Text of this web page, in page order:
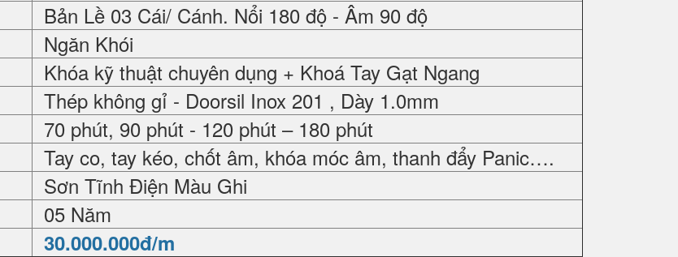
Bản Lề 03 Cái/ Cánh. Nổi 180 độ - Âm 90 độ
Ngăn Khói
Khóa kỹ thuật chuyên dụng + Khoá Tay Gạt Ngang
Thép không gỉ - Doorsil Inox 201 , Dày 1.0mm
70 phút, 90 phút - 120 phút – 180 phút
Tay co, tay kéo, chốt âm, khóa móc âm, thanh đẩy Panic….
Sơn Tĩnh Điện Màu Ghi
05 Năm
30.000.000đ/m